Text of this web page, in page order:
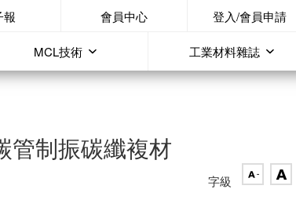
報 會員中心 登入/會員申請
MCL技術 工業材料雜誌
管制振碳纖複材
字級